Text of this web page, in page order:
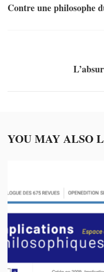
Contre une philosophe
YOU MAY ALSO